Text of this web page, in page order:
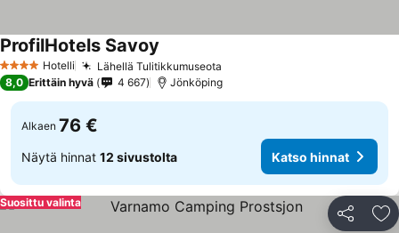
4 Tähtiluokitus
Hotelli Lähellä Tulitikkumuseota
ProfilHotels Savoy
8,0 Erittäin hyvä 4 667 Jönköping
Alkaen 76 €
Näytä hinnat 12 sivustolta Katso hinnat
Jaa
Suosittu valinta